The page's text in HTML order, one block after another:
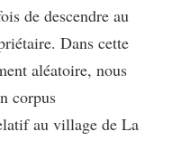
de descendre au
Dans cette
aléatoire, nous
corpus
au village de La